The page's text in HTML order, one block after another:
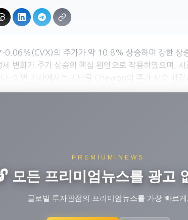
의 주가가 약 10.8% 상승하며 강한 상승
변화가 주가 상승의 핵심 원인으로 작용하였으며,
다. 이번 기사에서는 지난달 Chevron의 주가 상승 배경
PREMIUM NEWS
모든 프리미엄뉴스를 광고
글로벌 투자관점의 프리미엄뉴스를 가장 빠르게.